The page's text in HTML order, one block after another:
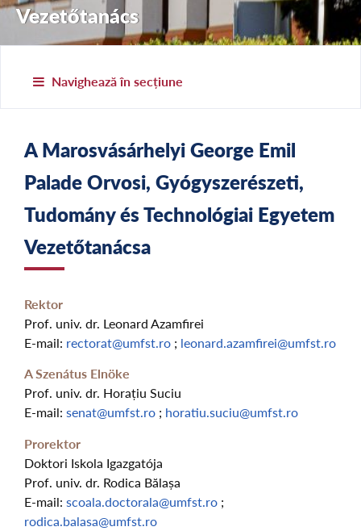
Vezetőtanács
Navighează în secțiune
A Marosvásárhelyi George Emil
Palade Orvosi, Gyógyszerészeti,
Tudomány és Technológiai Egyetem
Vezetőtanácsa
Rektor
Prof. univ. dr. Leonard Azamfirei
E-mail: rectorat@umfst.ro ; leonard.azamfirei@umfst.ro
A Szenátus Elnöke
Prof. univ. dr. Horațiu Suciu
E-mail: senat@umfst.ro ; horatiu.suciu@umfst.ro
Prorektor
Doktori Iskola Igazgatója
Prof. univ. dr. Rodica Bălașa
E-mail: scoala.doctorala@umfst.ro ;
rodica.balasa@umfst.ro